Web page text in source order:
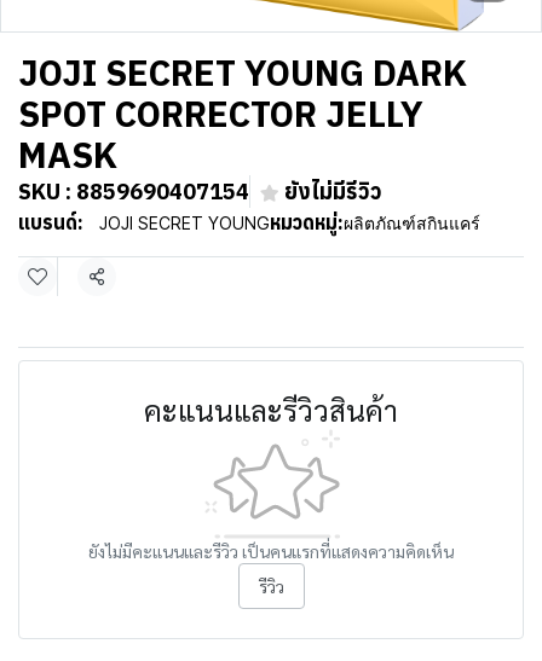
JOJI SECRET YOUNG DARK
SPOT CORRECTOR JELLY
MASK
SKU : 8859690407154 ยังไม่มีรีวิว
แบรนด์: JOJI SECRET YOUNGหมวดหมู่:ผลิตภัณฑ์สกินแคร์
แชร์
คะแนนและรีวิวสินค้า
ยังไม่มีคะแนนและรีวิว เป็นคนแรกที่แสดงความคิดเห็น
รีวิว